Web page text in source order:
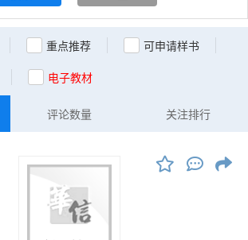
重点推荐
可申请样书
电子教材
关注排行
评论数量